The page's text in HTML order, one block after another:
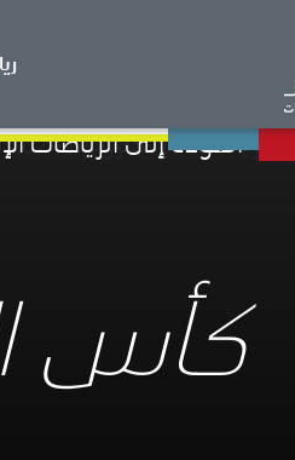
العودة إلى الرياضات
كأس